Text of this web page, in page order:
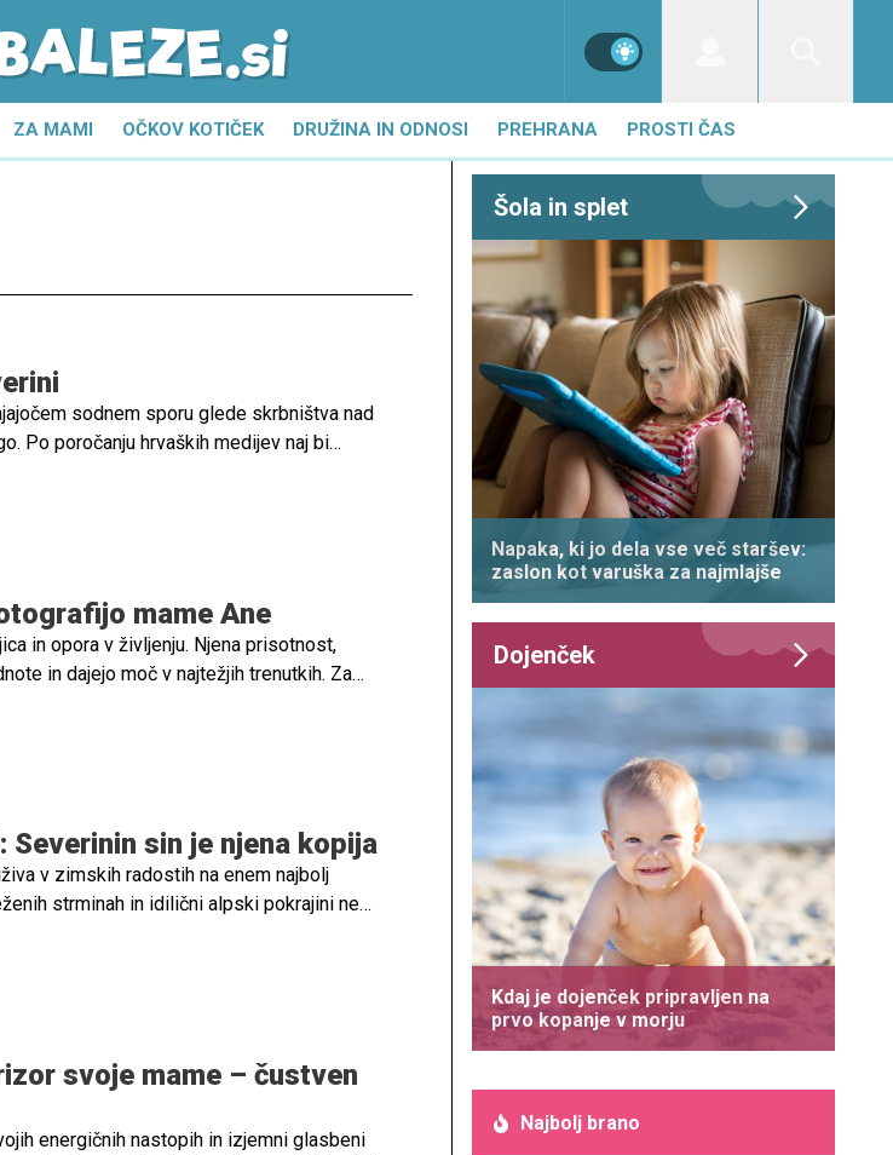
ZA MAMI OČKOV KOTIČEK DRUŽINA IN ODNOSI PREHRANA PROSTI ČAS
sodnem sporu glede skrbništva nad
Po poročanju hrvaških medijev naj bi
mame Ane
in opora v življenju. Njena prisotnost,
in dajejo moč v najtežjih trenutkih. Za
sin je njena kopija
v zimskih radostih na enem najbolj
strminah in idilični alpski pokrajini ne
svoje mame – čustven
energičnih nastopih in izjemni glasbeni
Šola in splet
Napaka, ki jo dela vse več staršev:
zaslon kot varuška za najmlajše
Dojenček
Kdaj je dojenček pripravljen na
prvo kopanje v morju
Najbolj brano